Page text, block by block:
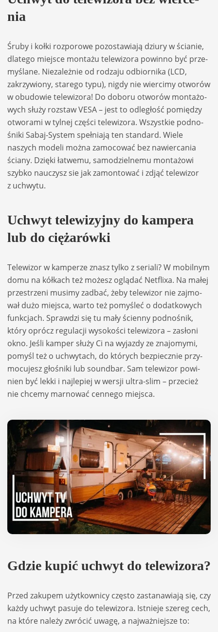
nia
Śruby i kołki roz­po­rowe pozo­sta­wiają dziury w ścia­nie,
dla­tego miej­sce mon­tażu tele­wi­zora powinno być prze­
my­ślane. Nie­za­leż­nie od rodzaju odbior­nika (LCD,
zakrzy­wiony, sta­rego typu), ni­gdy nie wier­cimy otwo­rów
w obu­do­wie tele­wi­zora! Do doboru otwo­rów mon­ta­żo­
wych służy roz­staw VESA – jest to odle­głość pomię­dzy
otwo­rami w tyl­nej czę­ści tele­wi­zora. Wszyst­kie podno­
śniki Sabaj-System speł­niają ten stan­dard. Wiele
naszych modeli można zamo­co­wać bez nawier­ca­nia
ściany. Dzięki łatwemu, samo­dziel­nemu mon­ta­żowi
szybko nauczysz sie jak zamon­to­wać i zdjąć tele­wi­zor
z uchwytu.
Uch­wyt tele­wi­zyjny do kam­pera
lub do cię­ża­rówki
Tele­wi­zor w kam­pe­rze znasz tylko z seriali? W mobil­nym
domu na kół­kach też możesz oglą­dać Net­flixa. Na małej
prze­strzeni musimy zadbać, żeby tele­wi­zor nie zaj­mo­
wał dużo miej­sca, warto też pomy­śleć o dodat­ko­wych
funk­cjach. Spraw­dzi się tu mały ścienny podno­śnik,
który oprócz regu­la­cji wyso­ko­ści tele­wi­zora – zasłoni
okno. Jeśli kam­per służy Ci na wyjazdy ze zna­jo­mymi,
pomyśl też o uchwy­tach, do któ­rych bez­piecz­nie przy­
mo­cu­jesz gło­śniki lub sound­bar. Sam tele­wi­zor powi­
nien być lekki i naj­le­piej w wer­sji ultra-slim – prze­cież
nie chcemy mar­no­wać cen­nego miej­sca.
Gdzie kupić uchwyt do tele­wi­zora?
Przed zaku­pem użyt­kow­nicy czę­sto zasta­na­wiają się, czy
każdy uchwyt pasuje do tele­wi­zora. Ist­nieje sze­reg cech,
na które należy zwró­cić uwagę, a naj­waż­niej­sze to: